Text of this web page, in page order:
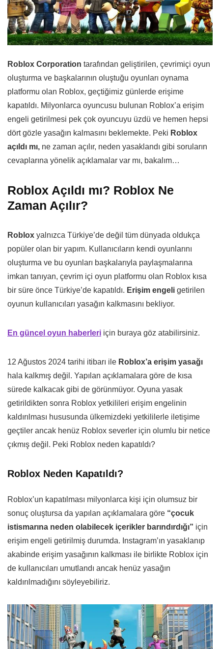
Roblox Corporation tarafından geliştirilen, çevrimiçi oyun
oluşturma ve başkalarının oluştuğu oyunları oynama
platformu olan Roblox, geçtiğimiz günlerde erişime
kapatıldı. Milyonlarca oyuncusu bulunan Roblox’a erişim
engeli getirilmesi pek çok oyuncuyu üzdü ve hemen hepsi
dört gözle yasağın kalmasını beklemekte. Peki Roblox
açıldı mı, ne zaman açılır, neden yasaklandı gibi soruların
cevaplarına yönelik açıklamalar var mı, bakalım…
Roblox Açıldı mı? Roblox Ne
Zaman Açılır?
Roblox yalnızca Türkiye’de değil tüm dünyada oldukça
popüler olan bir yapım. Kullanıcıların kendi oyunlarını
oluşturma ve bu oyunları başkalarıyla paylaşmalarına
imkan tanıyan, çevrim içi oyun platformu olan Roblox kısa
bir süre önce Türkiye’de kapatıldı. Erişim engeli getirilen
oyunun kullanıcıları yasağın kalkmasını bekliyor.
En güncel oyun haberleri için buraya göz atabilirsiniz.
12 Ağustos 2024 tarihi itibarı ile Roblox’a erişim yasağı
hala kalkmış değil. Yapılan açıklamalara göre de kısa
sürede kalkacak gibi de görünmüyor. Oyuna yasak
getirildikten sonra Roblox yetkilileri erişim engelinin
kaldırılması hususunda ülkemizdeki yetkililerle iletişime
geçtiler ancak henüz Roblox severler için olumlu bir netice
çıkmış değil. Peki Roblox neden kapatıldı?
Roblox Neden Kapatıldı?
Roblox’un kapatılması milyonlarca kişi için olumsuz bir
sonuç oluştursa da yapılan açıklamalara göre “çocuk
istismarına neden olabilecek içerikler barındırdığı” için
erişim engeli getirilmiş durumda. Instagram’ın yasaklanıp
akabinde erişim yasağının kalkması ile birlikte Roblox için
de kullanıcıları umutlandı ancak henüz yasağın
kaldırılmadığını söyleyebiliriz.